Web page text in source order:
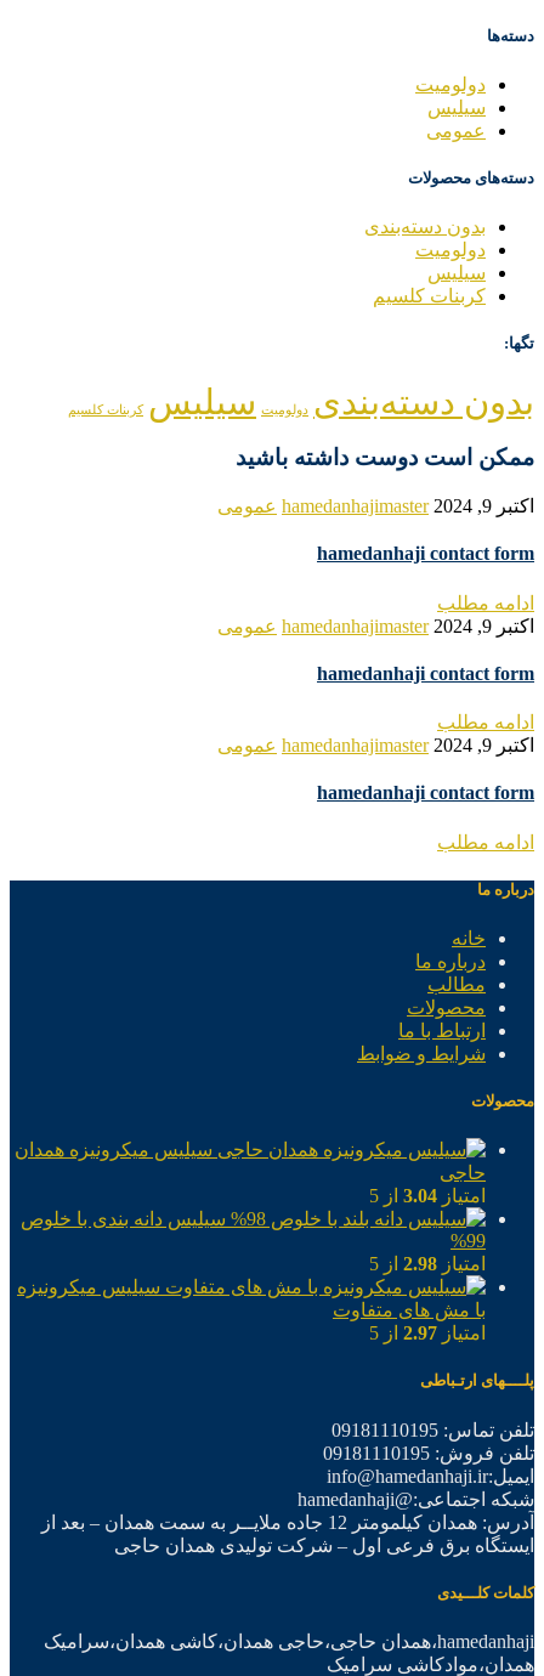
دسته‌ها
دولومیت
سیلیس
عمومی
دسته‌های محصولات
بدون دسته‌بندی
دولومیت
سیلیس
کربنات کلسیم
تگها:
بدون دسته‌بندی دولومیت سیلیس کربنات کلسیم
ممکن است دوست داشته باشید
اکتبر 9, 2024 hamedanhajimaster عمومی
hamedanhaji contact form
ادامه مطلب
اکتبر 9, 2024
hamedanhajimaster عمومی
hamedanhaji contact form
ادامه مطلب
اکتبر 9, 2024
hamedanhajimaster عمومی
hamedanhaji contact form
ادامه مطلب
درباره ما
خانه
درباره ما
مطالب
محصولات
ارتباط با ما
شرایط و ضوابط
محصولات
سیلیس میکرونیزه همدان
حاجی
امتیاز 3.04 از 5
سیلیس دانه بندی با خلوص
99%
امتیاز 2.98 از 5
سیلیس میکرونیزه
با مش های متفاوت
امتیاز 2.97 از 5
پلــــهای ارتـباطی
تلفن تماس: 09181110195
تلفن فروش: 09181110195
ایمیل:info@hamedanhaji.ir
شبکه اجتماعی:@hamedanhaji
آدرس: همدان کیلمومتر 12 جاده ملایــر به سمت همدان – بعد از
ایستگاه برق فرعی اول – شرکت تولیدی همدان حاجی
کلمات کلـــیدی
hamedanhaji،همدان حاجی،حاجی همدان،کاشی همدان،سرامیک
همدان،موادکاشی سرامیک